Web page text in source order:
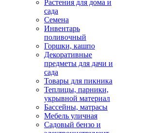
Растения для дома и
сада
Семена
Инвентарь
поливочный
Горшки, кашпо
Декоративные
предметы для дачи и
сада
Товары для пикника
Теплицы, парники,
укрывной материал
Бассейны, матрасы
Мебель уличная
Садовый бензо и